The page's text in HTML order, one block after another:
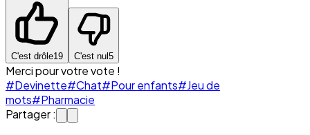
C'est drôle19 C'est nul 5
Merci pour votre vote !
#Devinette#Chat#Pour enfants#Jeu de
mots#Pharmacie
Partager :